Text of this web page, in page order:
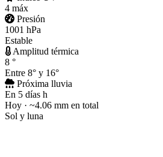
4 máx
Presión
1001 hPa
Estable
Amplitud térmica
8 °
Entre 8° y 16°
Próxima lluvia
En 5 días h
Hoy · ~4.06 mm en total
Sol y luna